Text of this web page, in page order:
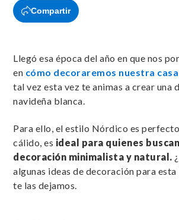
Compartir
Llegó esa época del año en que nos
en cómo decoraremos nuestra
tal vez esta vez te animas a crear una
navideña blanca.
Para ello, el estilo Nórdico es
cálido, es ideal para quienes
decoración minimalista y natural.
algunas ideas de decoración para
te las dejamos.